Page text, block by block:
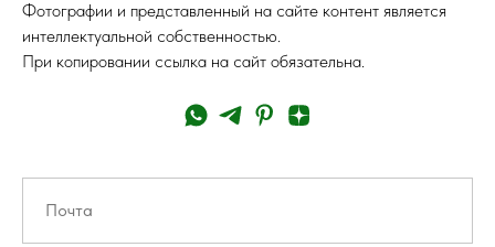
Фотографии и представленный на сайте контент является
интеллектуальной собственностью.
При копировании ссылка на сайт обязательна.